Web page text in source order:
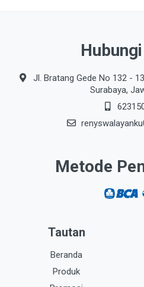
Jl. Bratang Gede No 132 -
Surabaya,
Metode
Tautan
Beranda
Produk